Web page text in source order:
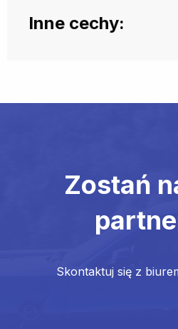
Inne cechy:
Zostań
Skontaktuj się z